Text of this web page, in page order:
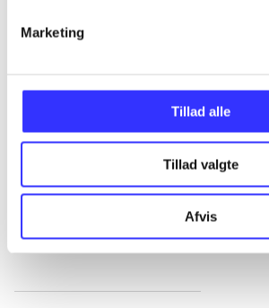
Marketing
Tillad alle
Tillad valgte
Afvis
...